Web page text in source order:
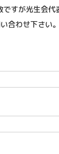
ですが光生会
わせ下さい。